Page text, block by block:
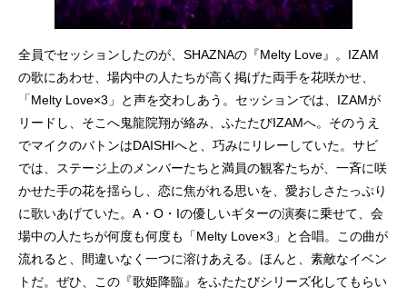
全員でセッションしたのが、SHAZNAの『Melty Love』。IZAM
の歌にあわせ、場内中の人たちが高く掲げた両手を花咲かせ、
「Melty Love×3」と声を交わしあう。セッションでは、IZAMが
リードし、そこへ鬼龍院翔が絡み、ふたたびIZAMへ。そのうえ
でマイクのバトンはDAISHIへと、巧みにリレーしていた。サビ
では、ステージ上のメンバーたちと満員の観客たちが、一斉に咲
かせた手の花を揺らし、恋に焦がれる思いを、愛おしさたっぷり
に歌いあげていた。A・O・Iの優しいギターの演奏に乗せて、会
場中の人たちが何度も何度も「Melty Love×3」と合唱。この曲が
流れると、間違いなく一つに溶けあえる。ほんと、素敵なイベン
トだ。ぜひ、この『歌姫降臨』をふたたびシリーズ化してもらい